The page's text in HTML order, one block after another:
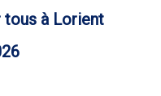
tous à Lorient